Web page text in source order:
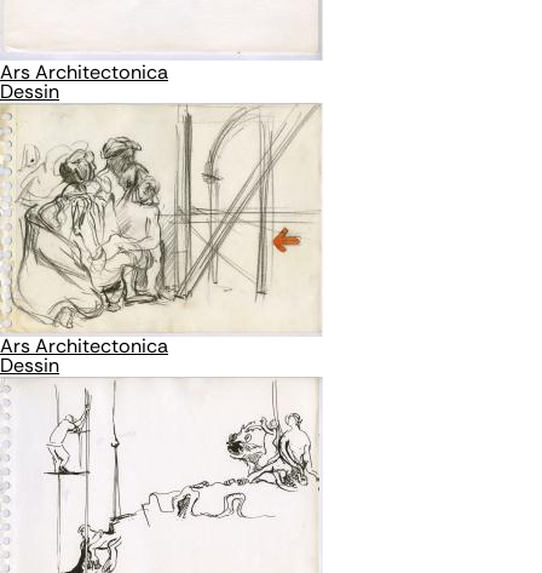
Ars Architectonica
Dessin
Ars Architectonica
Dessin